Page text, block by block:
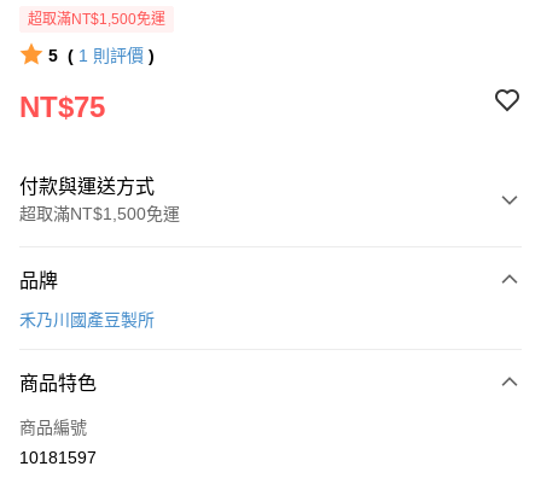
超取滿NT$1,500免運
5 ( 1 則評價 )
NT$75
付款與運送方式
超取滿NT$1,500免運
信用卡一次付款
Apple Pay
街口支付
品牌
禾乃川國產豆製所
商品特色
商品編號
10181597